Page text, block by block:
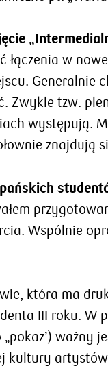
łączenia w
Generalnie
Zwykle tzw.
występują.
znajdują
Wspólnie
która ma
III roku. W
„pokaz’)
kultury